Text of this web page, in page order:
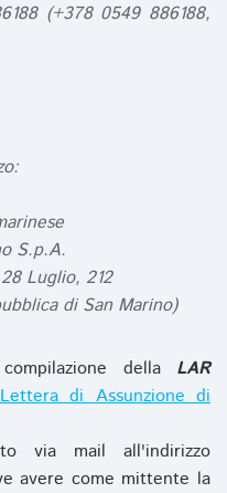
(+378 0549 886188,
S.p.A.
Luglio, 212
di San Marino)
della LAR
Lettera di Assunzione di
via mail all'indirizzo
avere come mittente la